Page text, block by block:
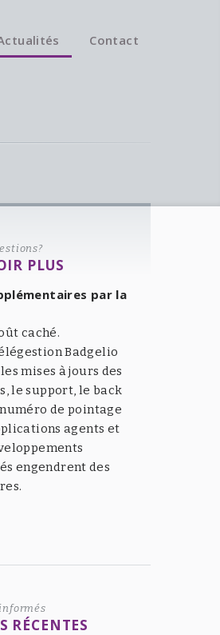
Contact
PLUS
par la
caché.
Badgelio
mises à jours des
le support, le back
de pointage
agents et
engendrent des
RÉCENTES